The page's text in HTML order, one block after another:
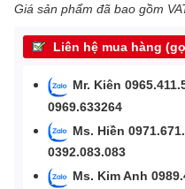
Giá sản phẩm đã bao gồm
Liên hệ mua hàng
Mr. Kiên
0969.633264
Ms. Hiền
0392.083.083
Ms. Kim Anh